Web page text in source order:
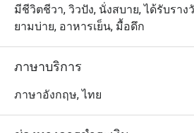
มีชีวิตชีวา, วิวปัง, นั่งสบาย, ได้รับราง
ยามบ่าย, อาหารเย็น, มื้อดึก
ภาษาบริการ
ภาษาอังกฤษ, ไทย